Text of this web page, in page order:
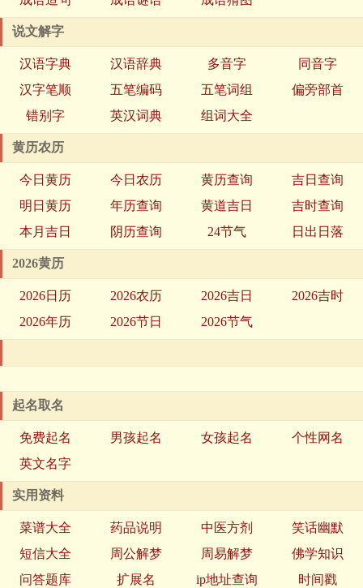
说文解字
汉语字典 汉语辞典 多音字
同音字
汉字笔顺
五笔编码 五笔词组
偏旁部首
错别字
英汉词典 组词大全
黄历农历
今日黄历 今日农历 黄历查询
吉日查询
明日黄历
年历查询 黄道吉日
吉时查询
本月吉日
阴历查询 24节气 日出日落
2026黄历
2026日历 2026农历 2026吉日
2026吉时
2026年历
2026节日 2026节气
起名取名
免费起名 男孩起名 女孩起名
个性网名
英文名字
实用资料
菜谱大全 药品说明 中医方剂
笑话幽默
短信大全
周公解梦 周易解梦
佛学知识
问答题库
扩展名 ip地址查询 时间戳